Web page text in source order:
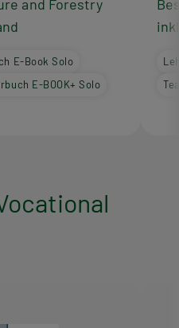
and Forestry
E-Book Solo
E-BOOK+ Solo